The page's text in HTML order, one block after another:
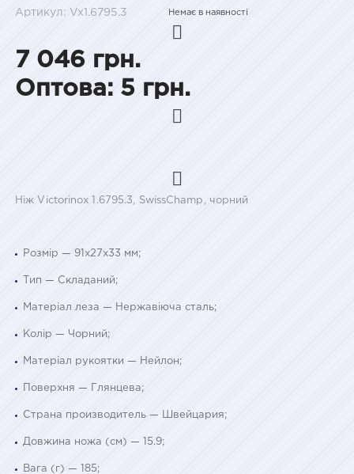
Артикул: Vx1.6795.3 Немає в наявності
7 046 грн.
Оптова: 5 грн.
Ніж Victorinox 1.6795.3, SwissChamp, чорний
Розмір — 91x27x33 мм;
Тип — Складаний;
Матеріал леза — Нержавіюча сталь;
Колір — Чорний;
Матеріал рукоятки — Нейлон;
Поверхня — Глянцева;
Страна производитель — Швейцария;
Довжина ножа (см) — 15.9;
Вага (г) — 185;